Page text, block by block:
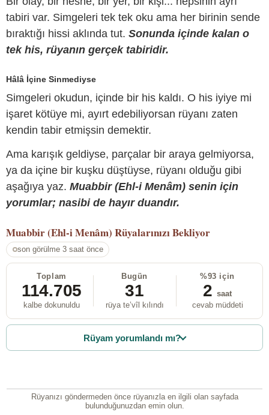
tabiri var. Simgeleri tek tek oku ama her birinin sende
bıraktığı hissi aklında tut. Sonunda içinde kalan o
tek his, rüyanın gerçek tabiridir.
Hâlâ İçine Sinmediyse
Simgeleri okudun, içinde bir his kaldı. O his iyiye mi
işaret kötüye mi, ayırt edebiliyorsan rüyanı zaten
kendin tabir etmişsin demektir.
Ama karışık geldiyse, parçalar bir araya gelmiyorsa,
ya da içine bir kuşku düştüyse, rüyanı olduğu gibi
aşağıya yaz. Muabbir (Ehl-i Menâm) senin için
yorumlar; nasibi de hayır duandır.
Muabbir (Ehl-i Menâm) Rüyalarınızı Bekliyor
son görülme 3 saat önce
Toplam
114.705
kalbe dokunuldu
Bugün
31
rüya te’vîl kılındı
%93 için
2 saat
cevab müddeti
Rüyam yorumlandı mı?
Rüyanızı göndermeden önce rüyanızla en ilgili olan sayfada
bulunduğunuzdan emin olun.